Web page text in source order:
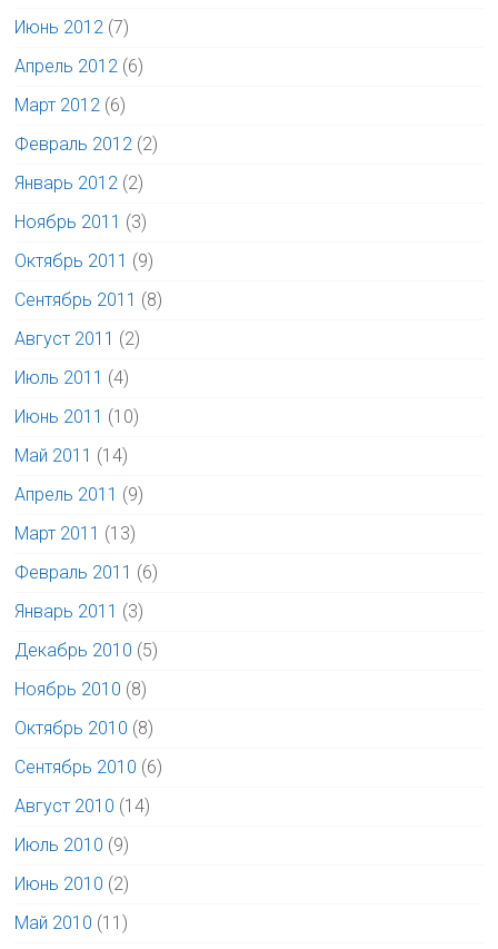
Июнь 2012 (7)
Апрель 2012 (6)
Март 2012 (6)
Февраль 2012 (2)
Январь 2012 (2)
Ноябрь 2011 (3)
Октябрь 2011 (9)
Сентябрь 2011 (8)
Август 2011 (2)
Июль 2011 (4)
Июнь 2011 (10)
Май 2011 (14)
Апрель 2011 (9)
Март 2011 (13)
Февраль 2011 (6)
Январь 2011 (3)
Декабрь 2010 (5)
Ноябрь 2010 (8)
Октябрь 2010 (8)
Сентябрь 2010 (6)
Август 2010 (14)
Июль 2010 (9)
Июнь 2010 (2)
Май 2010 (11)